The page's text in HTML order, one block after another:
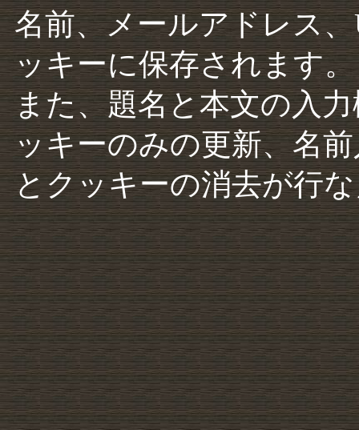
名前、メールアドレス
ッキーに保存されます。
また、題名と本文の入
ッキーのみの更新、名
とクッキーの消去が行